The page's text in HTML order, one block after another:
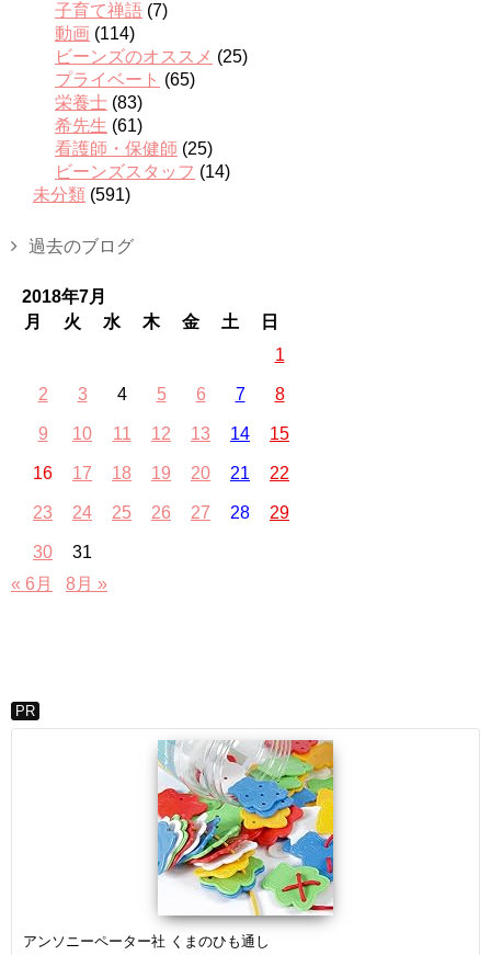
子育て禅語 (7)
動画 (114)
ビーンズのオススメ (25)
プライベート (65)
栄養士 (83)
希先生 (61)
看護師・保健師 (25)
ビーンズスタッフ (14)
未分類 (591)
過去のブログ
2018年7月
月
火 水 木 金 土
日
1
2 3 4 5 6 7 8
9 10 11 12 13 14 15
16 17 18 19 20 21 22
23 24 25 26 27 28 29
30
31
« 6月
8月 »
PR
アンソニーペーター社 くまのひも通し